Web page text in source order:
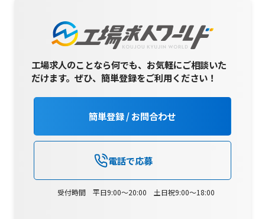
工場求人のことなら何でも、お気軽にご相談いた
だけます。ぜひ、簡単登録をご利用ください！
簡単登録 / お問合わせ
電話で応募
受付時間 平日9:00～20:00 土日祝9:00～18:00